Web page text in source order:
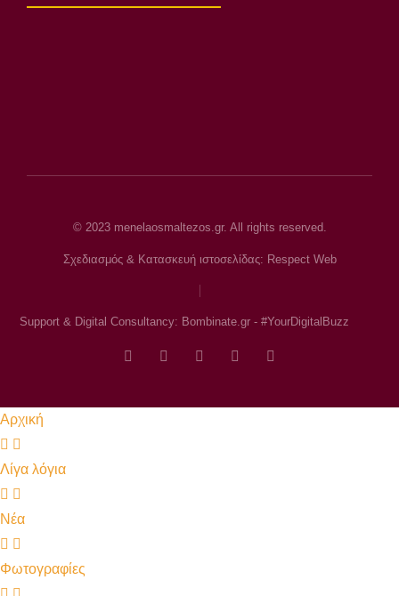
© 2023 menelaosmaltezos.gr. All rights reserved.
Σχεδιασμός & Κατασκευή ιστοσελίδας: Respect Web
Support & Digital Consultancy: Bombinate.gr - #YourDigitalBuzz
Αρχική
Λίγα λόγια
Νέα
Φωτογραφίες